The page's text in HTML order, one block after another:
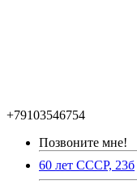
+79103546754
Позвоните мне!
60 лет СССР, 23б